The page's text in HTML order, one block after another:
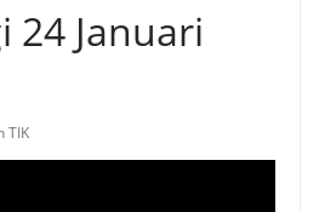
24 Januari
TIK